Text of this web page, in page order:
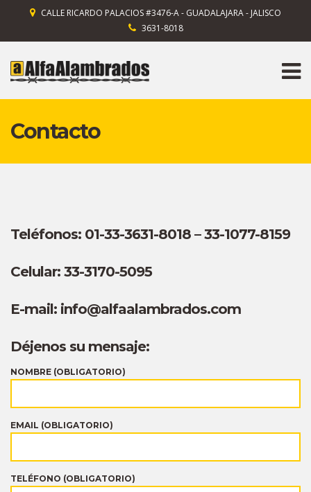
CALLE RICARDO PALACIOS #3476-A - GUADALAJARA - JALISCO
3631-8018
Contacto
Teléfonos: 01-33-3631-8018 – 33-1077-8159
Celular: 33-3170-5095
E-mail: info@alfaalambrados.com
Déjenos su mensaje:
NOMBRE (OBLIGATORIO)
EMAIL (OBLIGATORIO)
TELÉFONO (OBLIGATORIO)